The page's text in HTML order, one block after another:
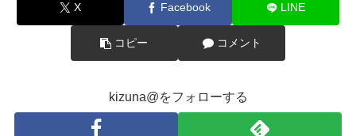
X Facebook LINE
コピー コメント
kizuna@をフォローする